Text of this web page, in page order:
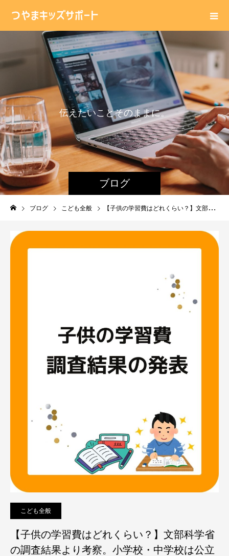
ブログ
伝えたいこ とその ままに。
ブログ こども全般 【子供の学習費はどれくらい？】文部科学省の調査結果より考察。小学校・中学校は公立と私立の差が顕著。
こども全般
【子供の学習費はどれくらい？】文部科学省
の調査結果より考察。小学校・中学校は公立